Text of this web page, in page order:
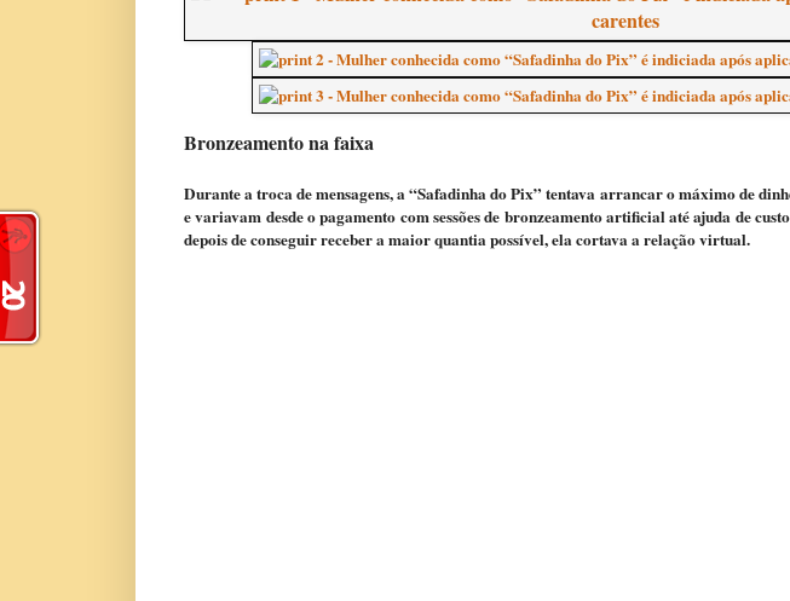
Bronzeamento na faixa
Durante a troca de mensagens, a “Safadinha do Pix” tentava arrancar o máximo de
e variavam desde o pagamento com sessões de bronzeamento artificial até ajuda de
depois de conseguir receber a maior quantia possível, ela cortava a relação virtual.